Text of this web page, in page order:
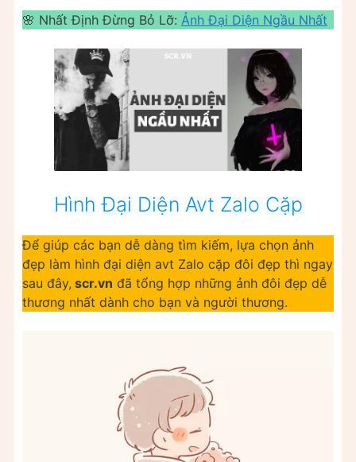
🌸 Nhất Định Đừng Bỏ Lỡ: Ảnh Đại Diện Ngầu Nhất
Hình Đại Diện Avt Zalo Cặp
Để giúp các bạn dễ dàng tìm kiếm, lựa chọn ảnh
đẹp làm hình đại diện avt Zalo cặp đôi đẹp thì ngay
sau đây, scr.vn đã tổng hợp những ảnh đôi đẹp dễ
thương nhất dành cho bạn và người thương.